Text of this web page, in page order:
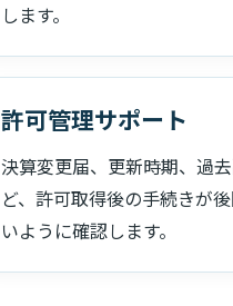
します。
許可管理サポート
決算変更届、更新時期、過
ど、許可取得後の手続きが
いように確認します。